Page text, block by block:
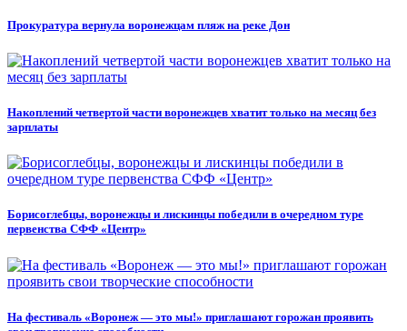
Прокуратура вернула воронежцам пляж на реке Дон
Накоплений четвертой части воронежцев хватит только на месяц без
зарплаты
Борисоглебцы, воронежцы и лискинцы победили в очередном туре
первенства СФФ «Центр»
На фестиваль «Воронеж — это мы!» приглашают горожан проявить